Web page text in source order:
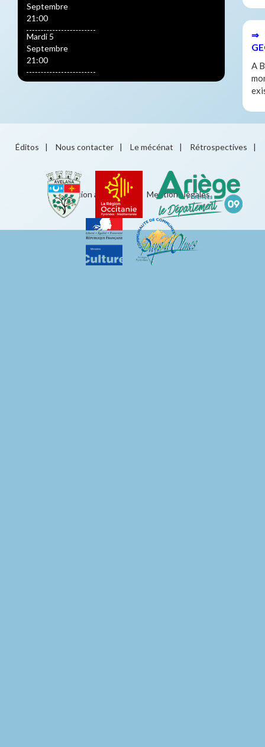
Septembre
21:00
Mardi 5
Septembre
21:00
⇒
A
Éditos | Nous contacter | Le mécénat | Rétrospectives |
Éducation artistique Mentions légales